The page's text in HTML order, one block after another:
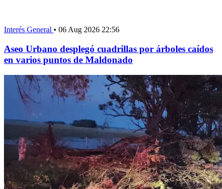
Interés General • 06 Aug 2026 22:56
Aseo Urbano desplegó cuadrillas por árboles caídos
en varios puntos de Maldonado